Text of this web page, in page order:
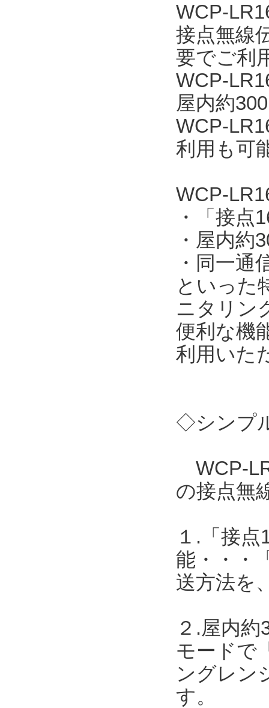
WCP-
接点無線
要でご利
WCP-
屋内約
WCP-
利用も可
WCP-
・「接点
・屋内約
・同一通
といった
ニタリン
便利な機
利用いた
◇シンプ
WCP-
の接点無
１.「接
能・・・
送方法を
２.屋内
モードで
ングレン
す。